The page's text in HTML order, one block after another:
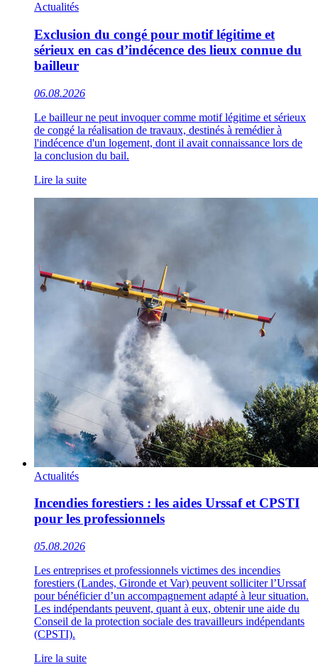
Actualités
Exclusion du congé pour motif légitime et
sérieux en cas d’indécence des lieux connue du
bailleur
06.08.2026
Le bailleur ne peut invoquer comme motif légitime et sérieux
de congé la réalisation de travaux, destinés à remédier à
l'indécence d'un logement, dont il avait connaissance lors de
la conclusion du bail.
Lire la suite
Actualités
Incendies forestiers : les aides Urssaf et CPSTI
pour les professionnels
05.08.2026
Les entreprises et professionnels victimes des incendies
forestiers (Landes, Gironde et Var) peuvent solliciter l’Urssaf
pour bénéficier d’un accompagnement adapté à leur situation.
Les indépendants peuvent, quant à eux, obtenir une aide du
Conseil de la protection sociale des travailleurs indépendants
(CPSTI).
Lire la suite